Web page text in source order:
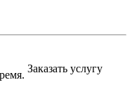
Заказать услугу